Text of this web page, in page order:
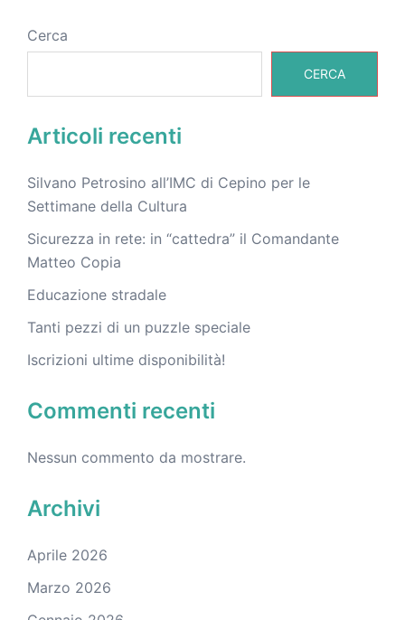
Cerca
CERCA
Articoli recenti
Silvano Petrosino all’IMC di Cepino per le
Settimane della Cultura
Sicurezza in rete: in “cattedra” il Comandante
Matteo Copia
Educazione stradale
Tanti pezzi di un puzzle speciale
Iscrizioni ultime disponibilità!
Commenti recenti
Nessun commento da mostrare.
Archivi
Aprile 2026
Marzo 2026